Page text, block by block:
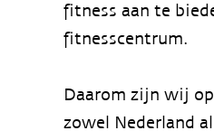
fitness aan te
fitnesscentrum.
Daarom zijn wij
zowel Nederland